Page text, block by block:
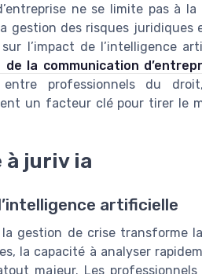
ne se limite pas à la
gestion des risques juridiques
l’impact de l’intelligence
de la communication
professionnels du droit,
un facteur clé pour tirer le
à juriv ia
artificielle
gestion de crise transforme
la capacité à analyser
majeur. Les professionnels